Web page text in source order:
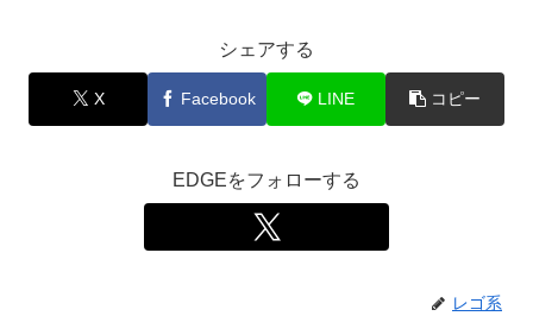
シェアする
X Facebook LINE コピー
EDGEをフォローする
レゴ系